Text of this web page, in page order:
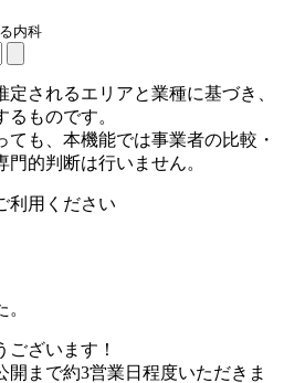
内科
されるエリアと業種に基づき、
ものです。
も、本機能では事業者の比較・
的判断は行いません。
利用ください
ございます！
まで約3営業日程度いただきま